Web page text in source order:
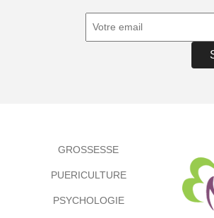
GROSSESSE
PUERICULTURE
PSYCHOLOGIE